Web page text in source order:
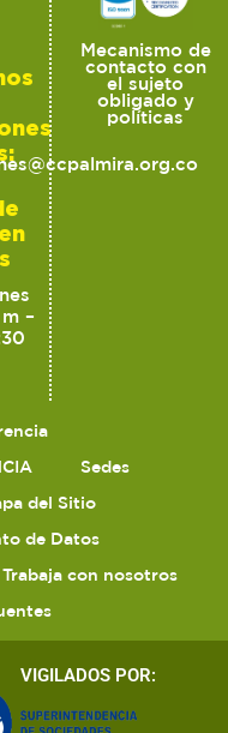
–
Mecanismo de
contacto con
el sujeto
obligado y
políticas
Sedes
del Sitio
de Datos
Trabaja con nosotros
VIGILADOS POR: